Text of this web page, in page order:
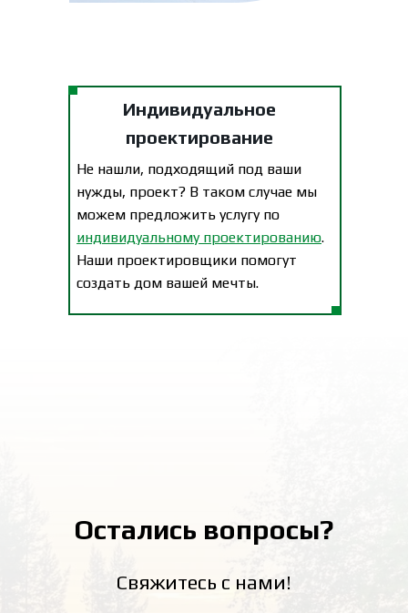
Не нашли, подходящий под ваши
нужды, проект? В таком случае мы
можем предложить услугу по
индивидуальному проектированию.
Наши проектировщики помогут
создать дом вашей мечты.
Индивидуальное
проектирование
Остались вопросы?
Свяжитесь с нами!